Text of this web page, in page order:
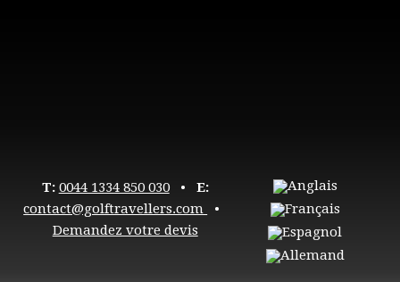
T: 0044 1334 850 030• E:
contact@golftravellers.com
•
Demandez votre devis